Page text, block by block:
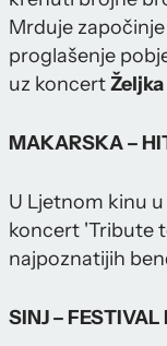
Mrduje
proglašenje
uz koncert
MAKARSKA –
U Ljetnom kinu
koncert 'Tribute
najpoznatijih
SINJ –